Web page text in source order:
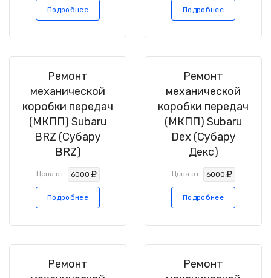
Подробнее Подробнее
Ремонт
механической
коробки передач
(МКПП) Subaru
BRZ (Субару
BRZ)
Цена от 6000
Подробнее
Ремонт
механической
коробки передач
(МКПП) Subaru
Dex (Субару
Декс)
Цена от 6000
Подробнее
Ремонт
Ремонт